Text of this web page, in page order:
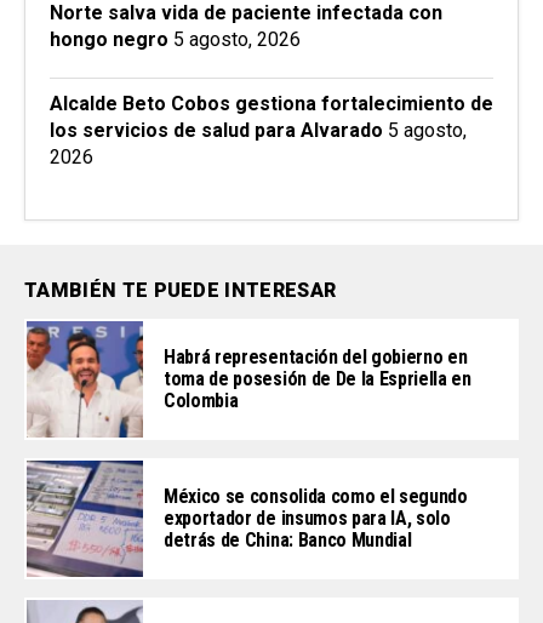
Norte salva vida de paciente infectada con
hongo negro 5 agosto, 2026
Alcalde Beto Cobos gestiona fortalecimiento de
los servicios de salud para Alvarado 5 agosto,
2026
TAMBIÉN TE PUEDE INTERESAR
Habrá representación del gobierno en
toma de posesión de De la Espriella en
Colombia
México se consolida como el segundo
exportador de insumos para IA, solo
detrás de China: Banco Mundial